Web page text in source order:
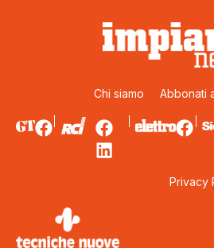
Chi siamo Abbonati
Privacy